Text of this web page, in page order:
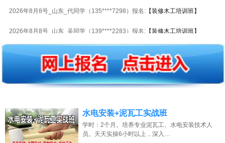
2026年8月8号_山东_代同学（135****7298）报名: 【装修木工培训班】
2026年8月8号_山东_吴同学（139****2283）报名: 【装修木工培训班】
2026年8月8号_上海_苏同学（132****4832）报名:【装修木工培训班】
2026年8月8号_山东_韩同学（131****3220）报名:【装修木工培训班】
2026年8月8号黑龙江刘同学（150****7608）报名:【装修木工培训班】
2026年8月8号黑龙江张同学（134****3492）报名:
2026年8月8号_安徽_张同学（133****2347）报名:【装修木工培训班】
水电安装+泥瓦工实战班
学时：2个月。培养专业泥瓦工、水电安装技术人
员。天天实操6小时以上，深入…